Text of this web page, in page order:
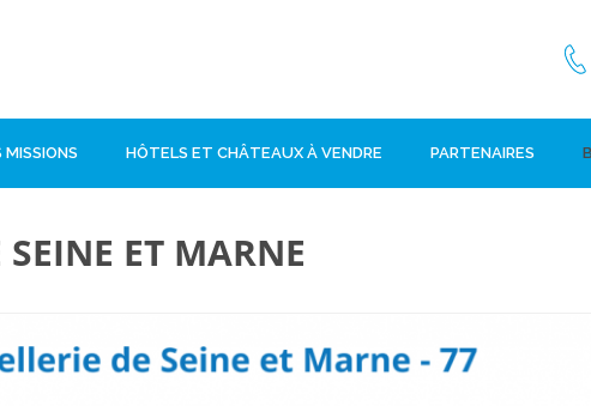
MISSIONS HÔTELS ET CHÂTEAUX À VENDRE PARTENAIRES
ET MARNE